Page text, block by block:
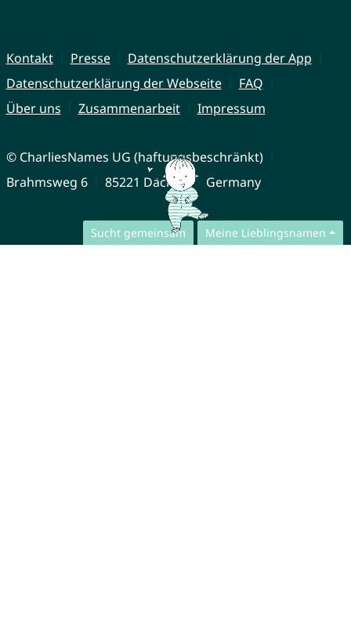
Sucht gemeinsam Meine Lieblingsnamen
Kontakt Presse
Datenschutzerklärung der App
Datenschutzerklärung der Webseite
FAQ
Über uns
Zusammenarbeit Impressum
© CharliesNames UG (haftungsbeschränkt)
Brahmsweg 6
85221 Dachau Germany